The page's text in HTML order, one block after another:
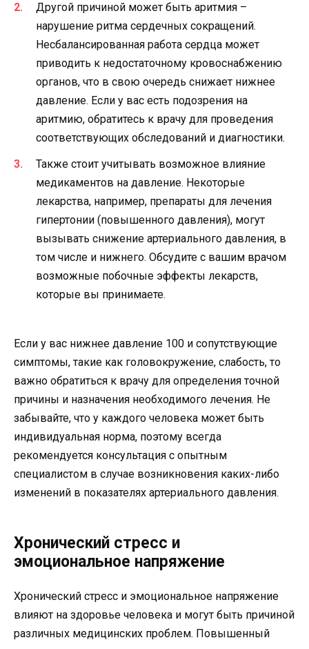
Другой причиной может быть аритмия –
нарушение ритма сердечных сокращений.
Несбалансированная работа сердца может
приводить к недостаточному кровоснабжению
органов, что в свою очередь снижает нижнее
давление. Если у вас есть подозрения на
аритмию, обратитесь к врачу для проведения
соответствующих обследований и диагностики.
Также стоит учитывать возможное влияние
медикаментов на давление. Некоторые
лекарства, например, препараты для лечения
гипертонии (повышенного давления), могут
вызывать снижение артериального давления, в
том числе и нижнего. Обсудите с вашим врачом
возможные побочные эффекты лекарств,
которые вы принимаете.
Если у вас нижнее давление 100 и сопутствующие
симптомы, такие как головокружение, слабость, то
важно обратиться к врачу для определения точной
причины и назначения необходимого лечения. Не
забывайте, что у каждого человека может быть
индивидуальная норма, поэтому всегда
рекомендуется консультация с опытным
специалистом в случае возникновения каких-либо
изменений в показателях артериального давления.
Хронический стресс и
эмоциональное напряжение
Хронический стресс и эмоциональное напряжение
влияют на здоровье человека и могут быть причиной
различных медицинских проблем. Повышенный